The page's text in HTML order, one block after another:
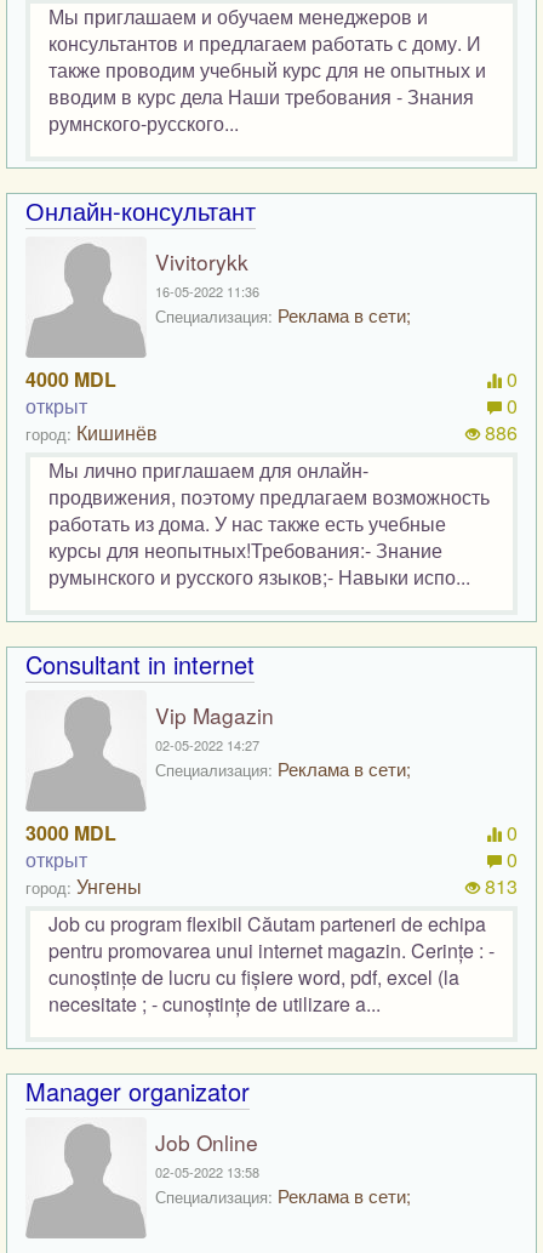
Мы приглашаем и обучаем менеджеров и
консультантов и предлагаем работать с дому. И
также проводим учебный курс для не опытных и
вводим в курс дела Наши требования - Знания
румнского-русского...
Онлайн-консультант
Vivitorykk
16-05-2022 11:36
Специализация: Реклама в сети;
4000 MDL
открыт
город: Кишинёв
0
0
886
Мы лично приглашаем для онлайн-
продвижения, поэтому предлагаем возможность
работать из дома. У нас также есть учебные
курсы для неопытных!Требования:- Знание
румынского и русского языков;- Навыки испо...
Consultant in internet
Vip Magazin
02-05-2022 14:27
Специализация: Реклама в сети;
3000 MDL
открыт
город: Унгены
0
0
813
Job cu program flexibil Căutam parteneri de echipa
pentru promovarea unui internet magazin. Cerințe : -
cunoștințe de lucru cu fișiere word, pdf, excel (la
necesitate ; - cunoștințe de utilizare a...
Manager organizator
Job Online
02-05-2022 13:58
Специализация: Реклама в сети;